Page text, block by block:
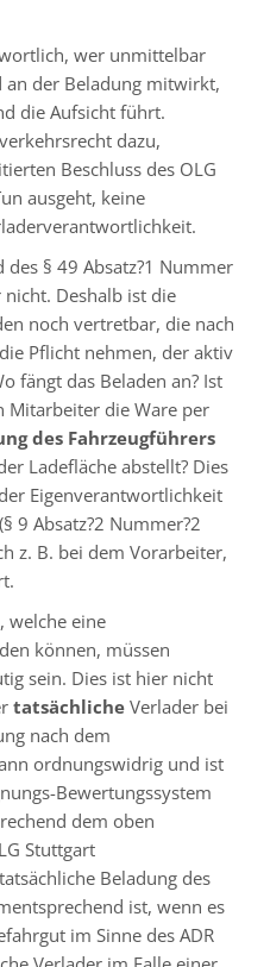
wer unmittelbar
der Beladung mitwirkt,
die Aufsicht führt.
dazu,
Beschluss des OLG
ausgeht, keine
§ 49 Absatz?1 Nummer
Deshalb ist die
noch vertretbar, die nach
Pflicht nehmen, der aktiv
fängt das Beladen an? Ist
Mitarbeiter die Ware per
des Fahrzeugführers
Ladefläche abstellt? Dies
Eigenverantwortlichkeit
9 Absatz?2 Nummer?2
z. B. bei dem Vorarbeiter,
welche eine
können, müssen
sein. Dies ist hier nicht
tatsächliche Verlader bei
nach dem
ordnungswidrig und ist
Bewertungssystem
dem oben
Stuttgart
Beladung des
ist, wenn es
im Sinne des ADR